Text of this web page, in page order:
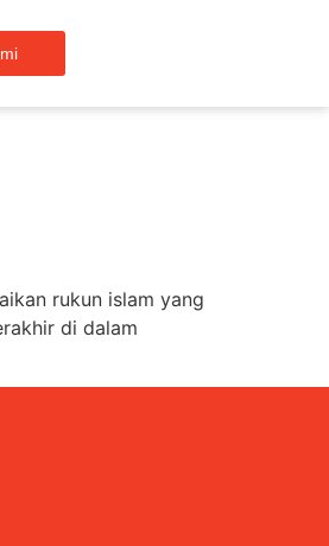
rukun islam yang
di dalam